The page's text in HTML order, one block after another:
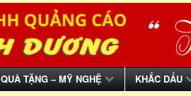
QUÀ TẶNG – MỸ NGHỆ KHẮC DẤU